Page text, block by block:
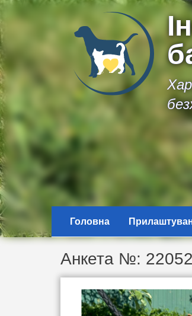
Головна
Анкета №: